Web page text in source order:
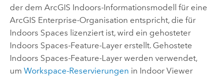
der dem ArcGIS Indoors-Informationsmodell für eine
ArcGIS Enterprise-Organisation entspricht, die für
Indoors Spaces lizenziert ist, wird ein gehosteter
Indoors Spaces-Feature-Layer erstellt. Gehostete
Indoors Spaces-Feature-Layer werden verwendet,
um Workspace-Reservierungen in Indoor Viewer